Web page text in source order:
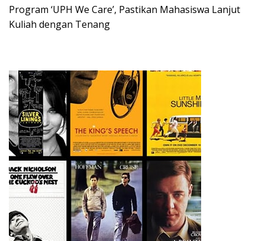
Program ‘UPH We Care’, Pastikan Mahasiswa Lanjut
Kuliah dengan Tenang